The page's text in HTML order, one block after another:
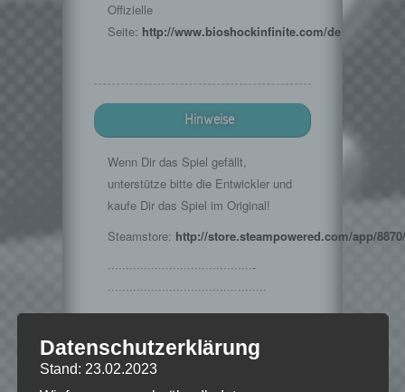
Offizielle
Seite: http://www.bioshockinfinite.com/de
Hinweise
Wenn Dir das Spiel gefällt,
unterstütze bitte die Entwickler und
kaufe Dir das Spiel im Original!
Steamstore: http://store.steampowered.com/app/8870/
········································­­
·······································­·­····
http://www.teknoaxe.com
Vielen Dank für die Erlaubnis 🙂
Datenschutzerklärung
Stand: 23.02.2023